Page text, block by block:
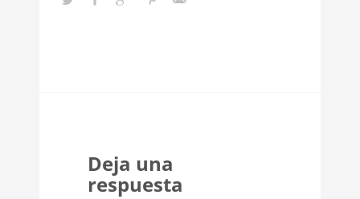
Deja una
respuesta